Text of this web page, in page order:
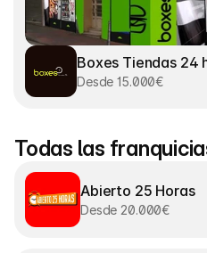
Boxes Tiendas 24
Desde 15.000€
Todas las
Abierto 25 Horas
Desde 20.000€